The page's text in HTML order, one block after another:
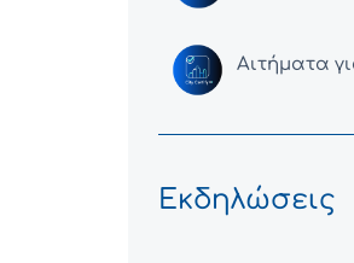
Αιτήματα
Εκδηλώσεις